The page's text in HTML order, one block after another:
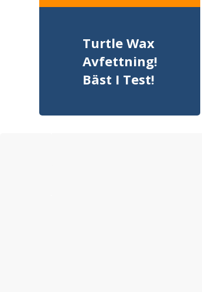
Turtle Wax
Avfettning!
Bäst I Test!